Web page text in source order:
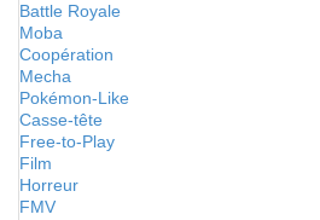
Battle Royale
Moba
Coopération
Mecha
Pokémon-Like
Casse-tête
Free-to-Play
Film
Horreur
FMV